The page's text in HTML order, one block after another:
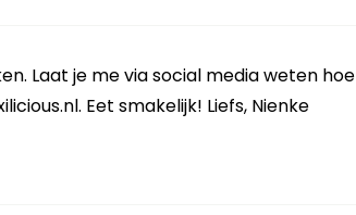
Laat je me via social media weten hoe
Eet smakelijk! Liefs, Nienke